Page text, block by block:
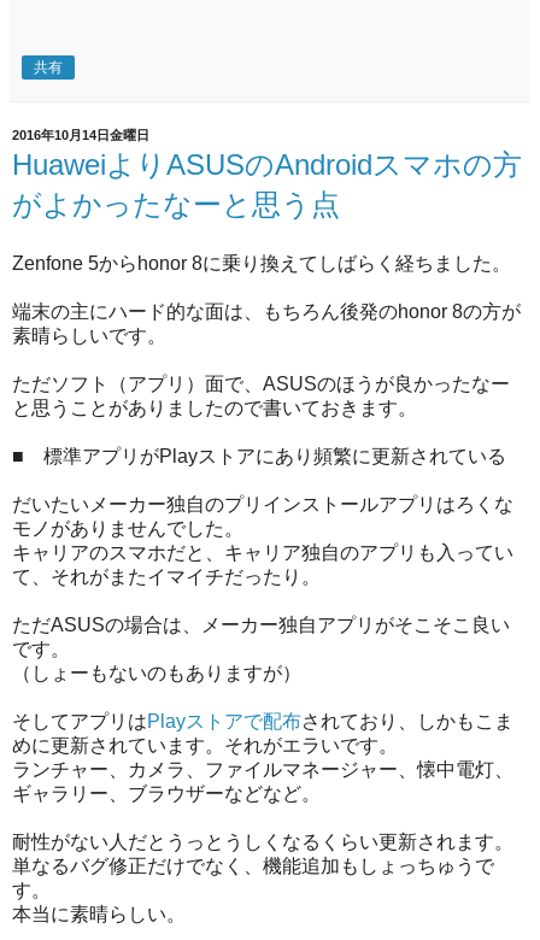
共有
2016年10月14日金曜日
HuaweiよりASUSのAndroidスマホの方
がよかったなーと思う点
Zenfone 5からhonor 8に乗り換えてしばらく経ちました。
端末の主にハード的な面は、もちろん後発のhonor 8の方が
素晴らしいです。
ただソフト（アプリ）面で、ASUSのほうが良かったなー
と思うことがありましたので書いておきます。
■ 標準アプリがPlayストアにあり頻繁に更新されている
だいたいメーカー独自のプリインストールアプリはろくな
モノがありませんでした。
キャリアのスマホだと、キャリア独自のアプリも入ってい
て、それがまたイマイチだったり。
ただASUSの場合は、メーカー独自アプリがそこそこ良い
です。
（しょーもないのもありますが）
そしてアプリはPlayストアで配布されており、しかもこま
めに更新されています。それがエラいです。
ランチャー、カメラ、ファイルマネージャー、懐中電灯、
ギャラリー、ブラウザーなどなど。
耐性がない人だとうっとうしくなるくらい更新されます。
単なるバグ修正だけでなく、機能追加もしょっちゅうで
す。
本当に素晴らしい。